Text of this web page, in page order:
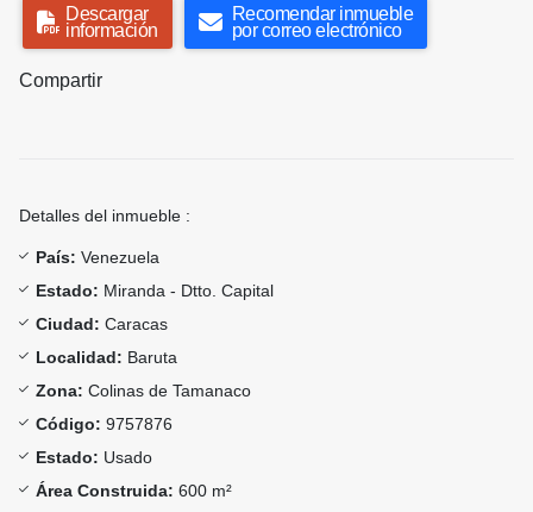
Descargar
información
Recomendar inmueble
por correo electrónico
Compartir
Detalles del inmueble :
País: Venezuela
Estado: Miranda - Dtto. Capital
Ciudad: Caracas
Localidad: Baruta
Zona: Colinas de Tamanaco
Código: 9757876
Estado: Usado
Área Construida: 600 m²